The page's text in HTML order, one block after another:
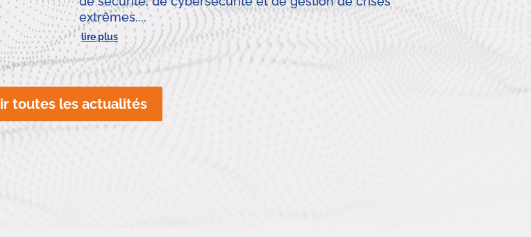
extrêmes....
lire plus
toutes les actualités